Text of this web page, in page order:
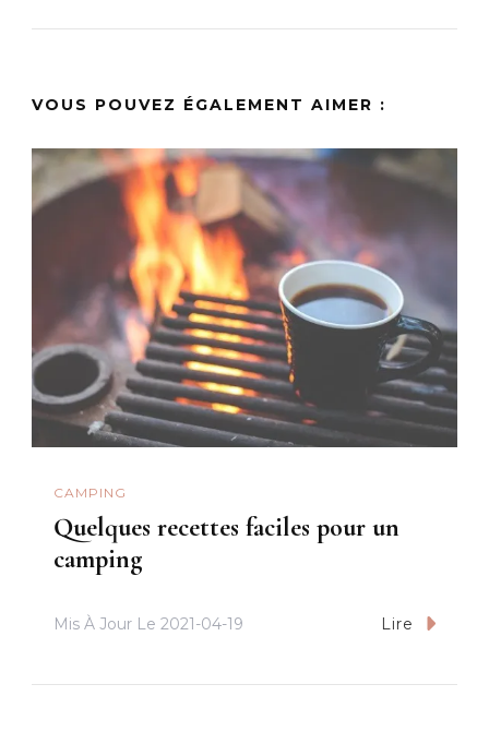
VOUS POUVEZ ÉGALEMENT AIMER :
CAMPING
Quelques recettes faciles pour un
camping
Mis À Jour Le 2021-04-19 Lire